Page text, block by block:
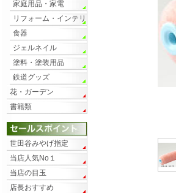
家庭用品・家電
リフォーム・インテリ
ア
食器
ジェルネイル
塗料・塗装用品
鉄道グッズ
花・ガーデン
書籍類
世田谷みやげ指定
当店人気No１
当店の目玉
店長おすすめ